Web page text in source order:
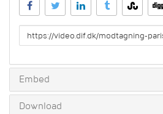
URL
to
Embed
Download